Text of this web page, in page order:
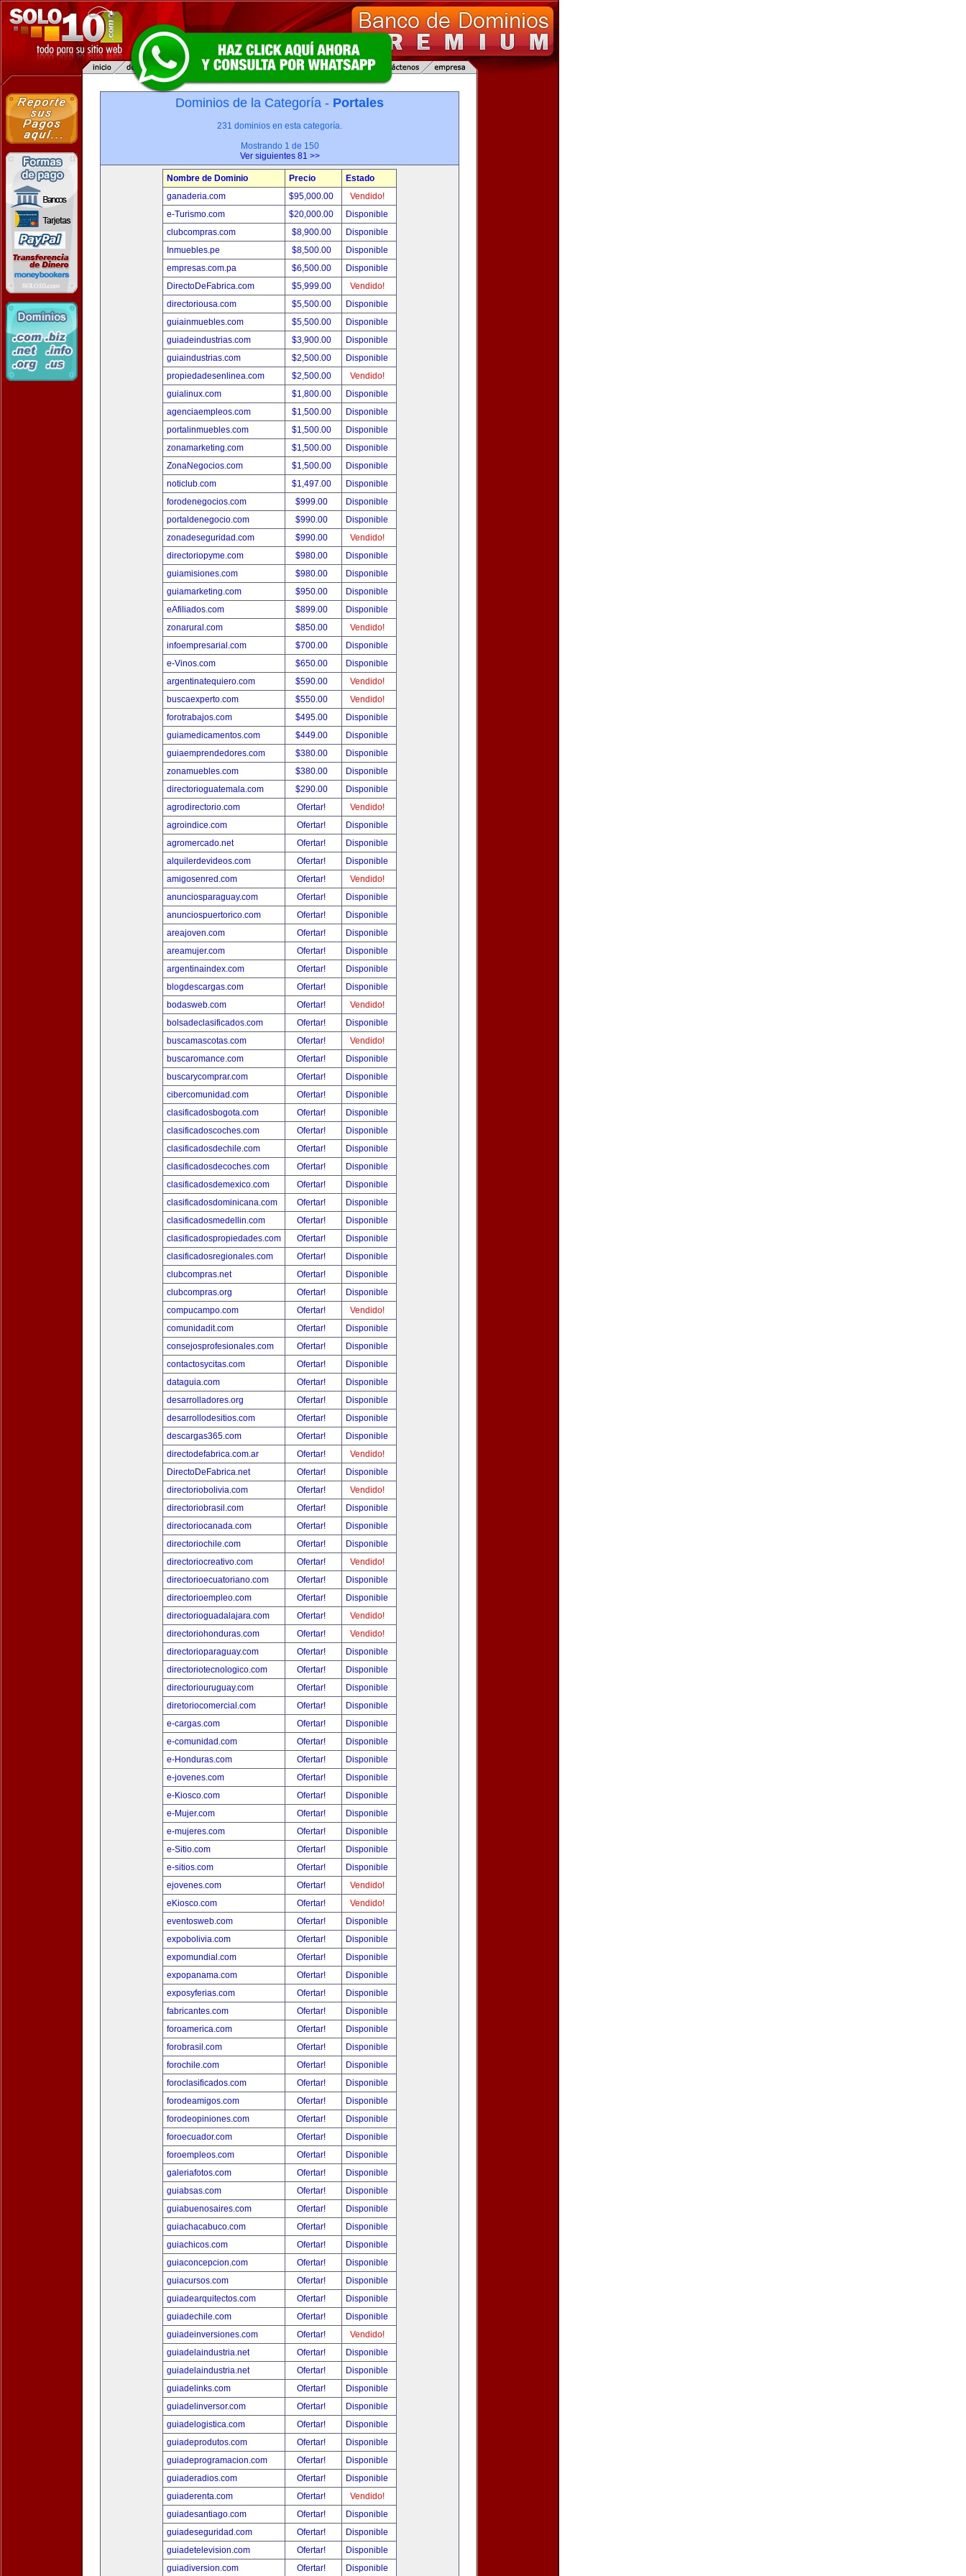
Dominios de la Categoría - Portales
231 dominios en esta categoría.
Mostrando 1 de 150
Ver siguientes 81 >>
Nombre de Dominio Precio
Estado
ganaderia.com
$95,000.00
Vendido!
e-Turismo.com
$20,000.00
Disponible
clubcompras.com
$8,900.00
Disponible
Inmuebles.pe
$8,500.00
Disponible
empresas.com.pa
$6,500.00
Disponible
DirectoDeFabrica.com
$5,999.00
Vendido!
directoriousa.com
$5,500.00
Disponible
guiainmuebles.com
$5,500.00
Disponible
guiadeindustrias.com
$3,900.00
Disponible
guiaindustrias.com
$2,500.00
Disponible
propiedadesenlinea.com
$2,500.00
Vendido!
guialinux.com
$1,800.00
Disponible
agenciaempleos.com
$1,500.00
Disponible
portalinmuebles.com
$1,500.00
Disponible
zonamarketing.com
$1,500.00
Disponible
ZonaNegocios.com
$1,500.00
Disponible
noticlub.com
$1,497.00
Disponible
forodenegocios.com
$999.00
Disponible
portaldenegocio.com
$990.00
Disponible
zonadeseguridad.com
$990.00
Vendido!
directoriopyme.com
$980.00
Disponible
guiamisiones.com
$980.00
Disponible
guiamarketing.com
$950.00
Disponible
eAfiliados.com
$899.00
Disponible
zonarural.com
$850.00
Vendido!
infoempresarial.com
$700.00
Disponible
e-Vinos.com
$650.00
Disponible
argentinatequiero.com
$590.00
Vendido!
buscaexperto.com
$550.00
Vendido!
forotrabajos.com
$495.00
Disponible
guiamedicamentos.com
$449.00
Disponible
guiaemprendedores.com
$380.00
Disponible
zonamuebles.com
$380.00
Disponible
directorioguatemala.com
$290.00
Disponible
agrodirectorio.com
Ofertar!
Vendido!
agroindice.com
Ofertar!
Disponible
agromercado.net
Ofertar!
Disponible
alquilerdevideos.com
Ofertar!
Disponible
amigosenred.com
Ofertar!
Vendido!
anunciosparaguay.com
Ofertar!
Disponible
anunciospuertorico.com
Ofertar!
Disponible
areajoven.com
Ofertar!
Disponible
areamujer.com
Ofertar!
Disponible
argentinaindex.com
Ofertar!
Disponible
blogdescargas.com
Ofertar!
Disponible
bodasweb.com
Ofertar!
Vendido!
bolsadeclasificados.com
Ofertar!
Disponible
buscamascotas.com
Ofertar!
Vendido!
buscaromance.com
Ofertar!
Disponible
buscarycomprar.com
Ofertar!
Disponible
cibercomunidad.com
Ofertar!
Disponible
clasificadosbogota.com
Ofertar!
Disponible
clasificadoscoches.com
Ofertar!
Disponible
clasificadosdechile.com
Ofertar!
Disponible
clasificadosdecoches.com
Ofertar!
Disponible
clasificadosdemexico.com
Ofertar!
Disponible
clasificadosdominicana.com
Ofertar!
Disponible
clasificadosmedellin.com
Ofertar!
Disponible
clasificadospropiedades.com
Ofertar!
Disponible
clasificadosregionales.com
Ofertar!
Disponible
clubcompras.net
Ofertar!
Disponible
clubcompras.org
Ofertar!
Disponible
compucampo.com
Ofertar!
Vendido!
comunidadit.com
Ofertar!
Disponible
consejosprofesionales.com
Ofertar!
Disponible
contactosycitas.com
Ofertar!
Disponible
dataguia.com
Ofertar!
Disponible
desarrolladores.org
Ofertar!
Disponible
desarrollodesitios.com
Ofertar!
Disponible
descargas365.com
Ofertar!
Disponible
directodefabrica.com.ar
Ofertar!
Vendido!
DirectoDeFabrica.net
Ofertar!
Disponible
directoriobolivia.com
Ofertar!
Vendido!
directoriobrasil.com
Ofertar!
Disponible
directoriocanada.com
Ofertar!
Disponible
directoriochile.com
Ofertar!
Disponible
directoriocreativo.com
Ofertar!
Vendido!
directorioecuatoriano.com
Ofertar!
Disponible
directorioempleo.com
Ofertar!
Disponible
directorioguadalajara.com
Ofertar!
Vendido!
directoriohonduras.com
Ofertar!
Vendido!
directorioparaguay.com
Ofertar!
Disponible
directoriotecnologico.com
Ofertar!
Disponible
directoriouruguay.com
Ofertar!
Disponible
diretoriocomercial.com
Ofertar!
Disponible
e-cargas.com
Ofertar!
Disponible
e-comunidad.com
Ofertar!
Disponible
e-Honduras.com
Ofertar!
Disponible
e-jovenes.com
Ofertar!
Disponible
e-Kiosco.com
Ofertar!
Disponible
e-Mujer.com
Ofertar!
Disponible
e-mujeres.com
Ofertar!
Disponible
e-Sitio.com
Ofertar!
Disponible
e-sitios.com
Ofertar!
Disponible
ejovenes.com
Ofertar!
Vendido!
eKiosco.com
Ofertar!
Vendido!
eventosweb.com
Ofertar!
Disponible
expobolivia.com
Ofertar!
Disponible
expomundial.com
Ofertar!
Disponible
expopanama.com
Ofertar!
Disponible
exposyferias.com
Ofertar!
Disponible
fabricantes.com
Ofertar!
Disponible
foroamerica.com
Ofertar!
Disponible
forobrasil.com
Ofertar!
Disponible
forochile.com
Ofertar!
Disponible
foroclasificados.com
Ofertar!
Disponible
forodeamigos.com
Ofertar!
Disponible
forodeopiniones.com
Ofertar!
Disponible
foroecuador.com
Ofertar!
Disponible
foroempleos.com
Ofertar!
Disponible
galeriafotos.com
Ofertar!
Disponible
guiabsas.com
Ofertar!
Disponible
guiabuenosaires.com
Ofertar!
Disponible
guiachacabuco.com
Ofertar!
Disponible
guiachicos.com
Ofertar!
Disponible
guiaconcepcion.com
Ofertar!
Disponible
guiacursos.com
Ofertar!
Disponible
guiadearquitectos.com
Ofertar!
Disponible
guiadechile.com
Ofertar!
Disponible
guiadeinversiones.com
Ofertar!
Vendido!
guiadelaindustria.net
Ofertar!
Disponible
guiadelaindustria.net
Ofertar!
Disponible
guiadelinks.com
Ofertar!
Disponible
guiadelinversor.com
Ofertar!
Disponible
guiadelogistica.com
Ofertar!
Disponible
guiadeprodutos.com
Ofertar!
Disponible
guiadeprogramacion.com
Ofertar!
Disponible
guiaderadios.com
Ofertar!
Disponible
guiaderenta.com
Ofertar!
Vendido!
guiadesantiago.com
Ofertar!
Disponible
guiadeseguridad.com
Ofertar!
Disponible
guiadetelevision.com
Ofertar!
Disponible
guiadiversion.com
Ofertar! Disponible